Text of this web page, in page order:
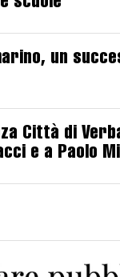
un
Città di
e a Paolo